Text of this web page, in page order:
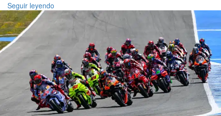
Seguir leyendo